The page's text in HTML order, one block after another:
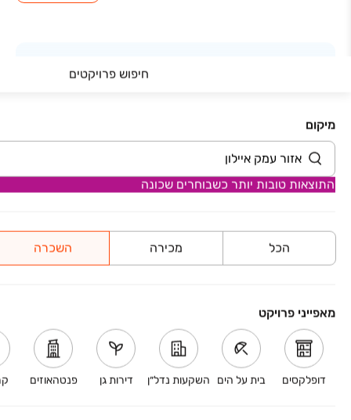
חיפוש פרויקטים
מיקום
התוצאות טובות יותר כשבוחרים שכונה
הכל מכירה השכרה
מאפייני פרויקט
דופלקסים בית על הים השקעות נדל״ן דירות גן פנטהאוזים
גלו הכל על הבית ואזור המגורים
דירות חדשות לפי ערים
מידע נוסף